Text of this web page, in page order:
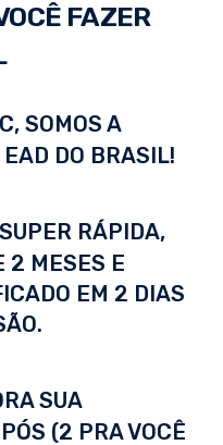
FAZER
SOMOS A
DO BRASIL!
RÁPIDA,
2 MESES E
EM 2 DIAS
SUA
(2 PRA VOCÊ